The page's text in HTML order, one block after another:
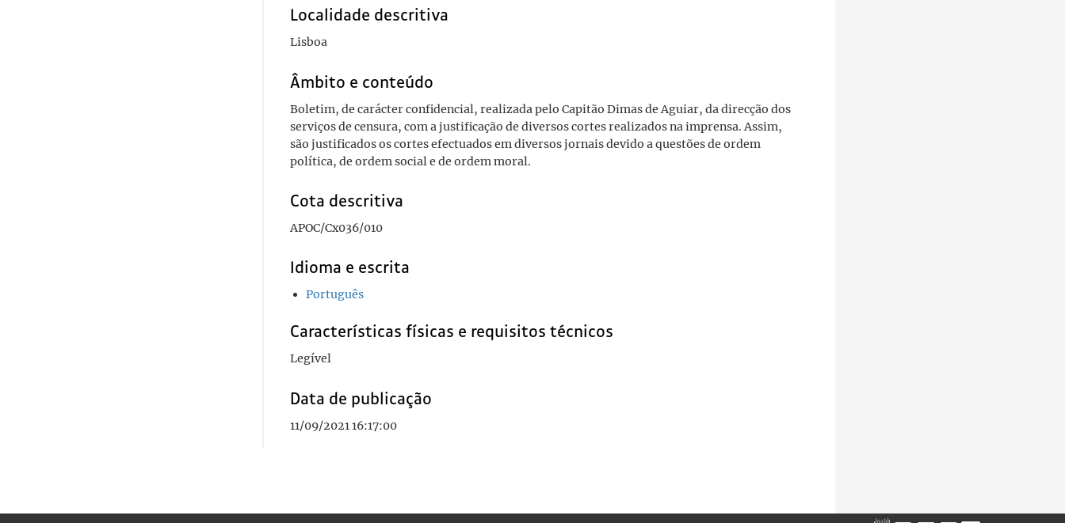
Localidade descritiva
Lisboa
Âmbito e conteúdo
Boletim, de carácter confidencial, realizada pelo Capitão Dimas de Aguiar, da direcção dos
serviços de censura, com a justificação de diversos cortes realizados na imprensa. Assim,
são justificados os cortes efectuados em diversos jornais devido a questões de ordem
política, de ordem social e de ordem moral.
Cota descritiva
APOC/Cx036/010
Idioma e escrita
Português
Características físicas e requisitos técnicos
Legível
Data de publicação
11/09/2021 16:17:00